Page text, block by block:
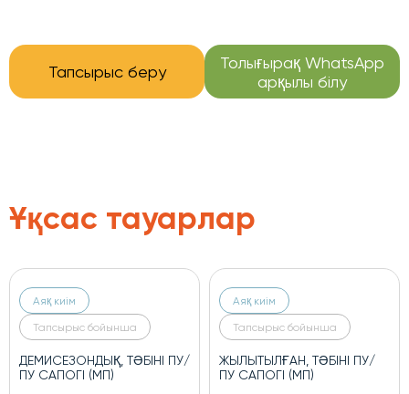
Тапсырыс беру
Толығырақ WhatsApp
арқылы білу
Ұқсас тауарлар
Аяқ киім
Тапсырыс бойынша
ЖЫЛЫТЫЛҒАН, ТӘБІНІ ПУ/
ПУ БОТИНКІЛЕР (МП)
Аяқ киім
Тапсырыс бойынша
ДЕМИСЕЗОНДЫҚ, ТӘБІНІ ПУ
\ ТПУ БОТИНКІЛЕР (КП)